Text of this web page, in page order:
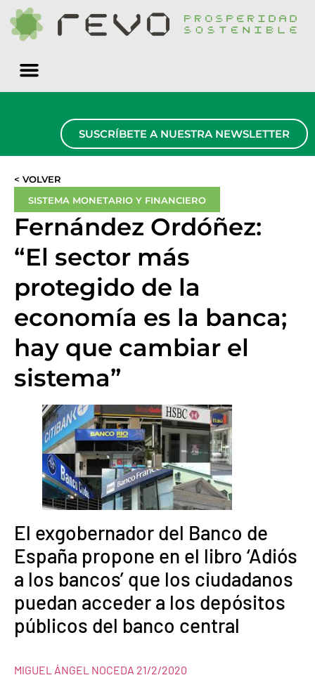
SUSCRÍBETE A NUESTRA NEWSLETTER
< VOLVER
SISTEMA MONETARIO Y FINANCIERO
Fernández Ordóñez:
“El sector más
protegido de la
economía es la banca;
hay que cambiar el
sistema”
El exgobernador del Banco de
España propone en el libro ‘Adiós
a los bancos’ que los ciudadanos
puedan acceder a los depósitos
públicos del banco central
MIGUEL ÁNGEL NOCEDA 21/2/2020